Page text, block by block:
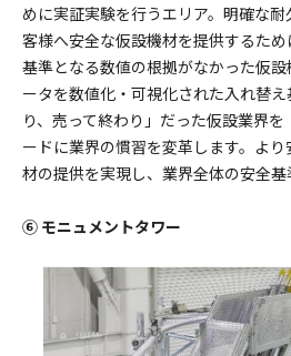
めに実証実験を行うエリア。明確な
客様へ安全な仮設機材を提供するた
基準となる数値の根拠がなかった仮
ータを数値化・可視化された入れ替
り、売って終わり」だった仮設業界
ードに業界の慣習を変革します。よ
材の提供を実現し、業界全体の安全基
⑥ モニュメントタワー